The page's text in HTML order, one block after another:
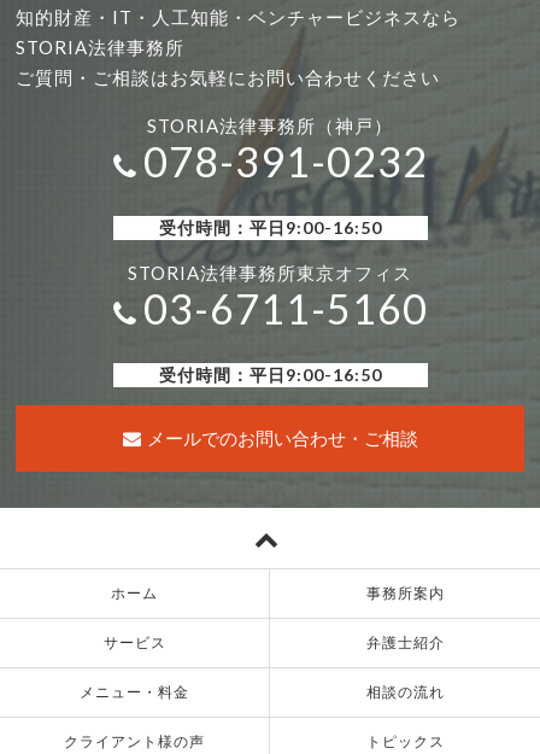
知的財産・IT・人工知能・ベンチャービジネスなら
STORIA法律事務所
ご質問・ご相談はお気軽にお問い合わせください
STORIA法律事務所（神戸）
078-391-0232
受付時間：平日9:00-16:50
STORIA法律事務所東京オフィス
03-6711-5160
受付時間：平日9:00-16:50
メールでのお問い合わせ・ご相談
ホーム 事務所案内
サービス 弁護士紹介
メニュー・料金 相談の流れ
クライアント様の声 トピックス